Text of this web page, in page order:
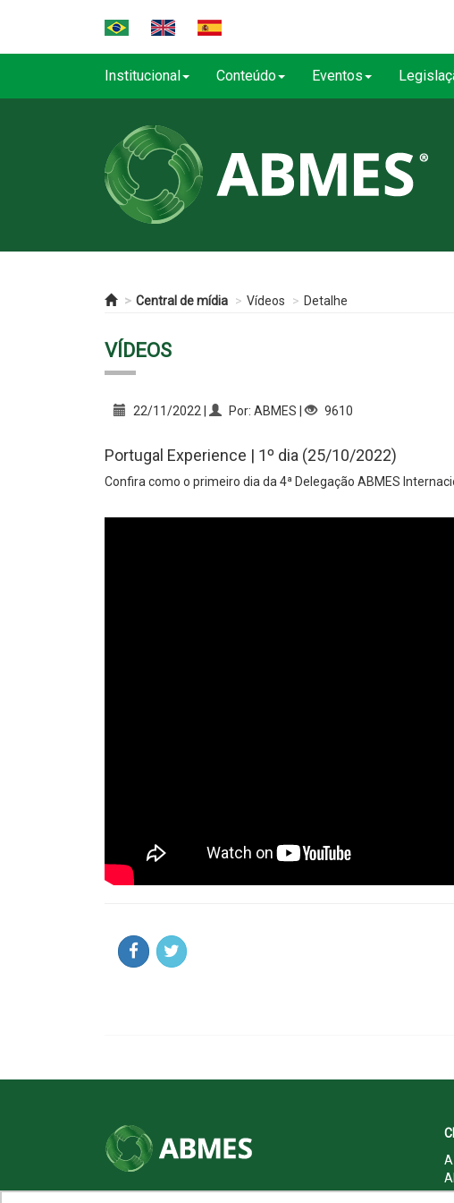
Institucional Conteúdo Eventos
Central de mídia Vídeos Detalhe
VÍDEOS
22/11/2022 | Por: ABMES | 9610
Portugal Experience | 1º dia (25/10/2022)
Confira como o primeiro dia da 4ª Delegação ABMES